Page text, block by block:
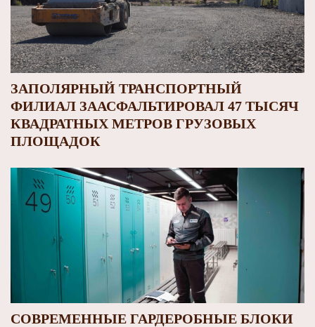
ЗАПОЛЯРНЫЙ ТРАНСПОРТНЫЙ
ФИЛИАЛ ЗААСФАЛЬТИРОВАЛ 47 ТЫСЯЧ
КВАДРАТНЫХ МЕТРОВ ГРУЗОВЫХ
ПЛОЩАДОК
СОВРЕМЕННЫЕ ГАРДЕРОБНЫЕ БЛОКИ